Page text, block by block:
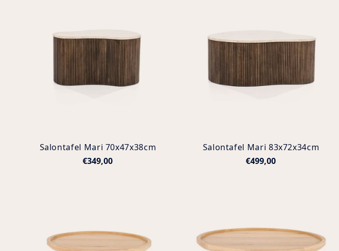
Salontafel Mari 70x47x38cm
€349,00
Salontafel Mari 83x72x34cm
€499,00